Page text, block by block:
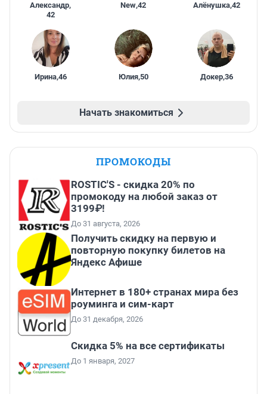
Александр,
42
New,42 Алёнушка,42
Ирина,46 Юлия,50 Докер,36
Начать знакомиться
ПРОМОКОДЫ
ROSTIC'S - скидка 20% по
промокоду на любой заказ от
3199₽!
До 31 августа, 2026
Получить скидку на первую и
повторную покупку билетов на
Яндекс Афише
Интернет в 180+ странах мира без
роуминга и сим-карт
До 31 декабря, 2026
Скидка 5% на все сертификаты
До 1 января, 2027